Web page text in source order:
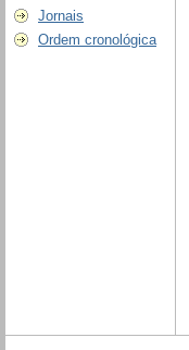
Jornais
Ordem cronológica